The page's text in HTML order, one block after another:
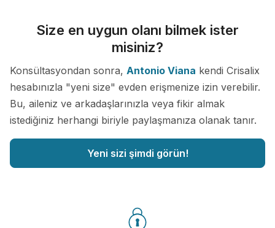
Size en uygun olanı bilmek ister
misiniz?
Konsültasyondan sonra, Antonio Viana kendi Crisalix
hesabınızla "yeni size" evden erişmenize izin verebilir.
Bu, aileniz ve arkadaşlarınızla veya fikir almak
istediğiniz herhangi biriyle paylaşmanıza olanak tanır.
Yeni sizi şimdi görün!